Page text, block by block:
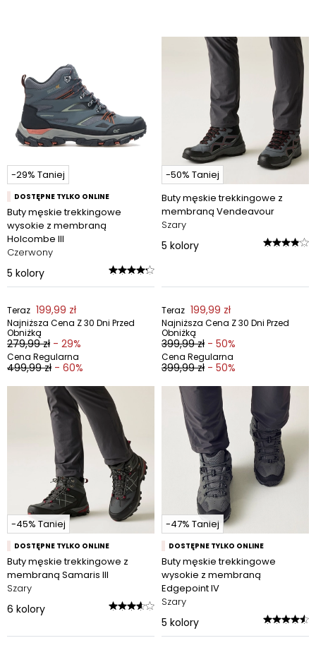
-29% Taniej
DOSTĘPNE TYLKO ONLINE
Buty męskie trekkingowe
wysokie z membraną
Holcombe III
Czerwony
5 kolory
Teraz 199,99 zł
Najniższa Cena Z 30 Dni Przed
Obniżką
279,99 zł - 29%
Cena Regularna
499,99 zł - 60%
-50% Taniej
Buty męskie trekkingowe z
membraną Vendeavour
Szary
5 kolory
Teraz 199,99 zł
Najniższa Cena Z 30 Dni Przed
Obniżką
399,99 zł - 50%
Cena Regularna
399,99 zł - 50%
-45% Taniej
DOSTĘPNE TYLKO ONLINE
Buty męskie trekkingowe z
membraną Samaris III
Szary
6 kolory
-47% Taniej
DOSTĘPNE TYLKO ONLINE
Buty męskie trekkingowe
wysokie z membraną
Edgepoint IV
Szary
5 kolory